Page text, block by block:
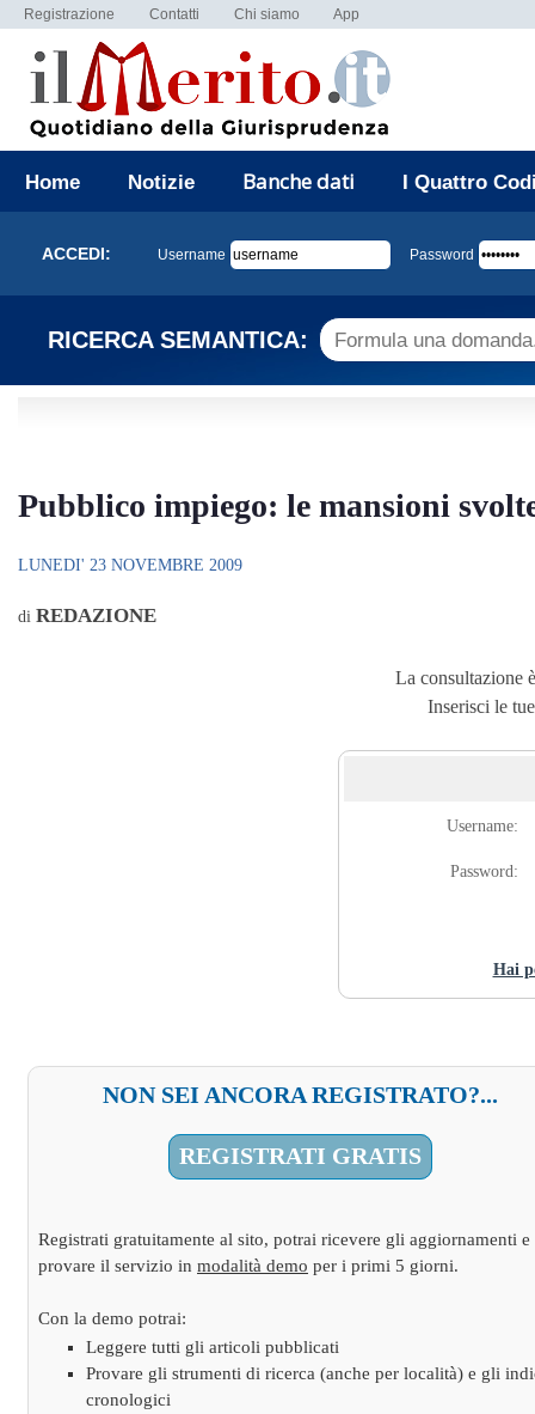
Registrazione Contatti Chi siamo App
Home Notizie Banche dati I Quattro
ACCEDI: Username Password
RICERCA SEMANTICA:
Pubblico impiego: le mansioni
LUNEDI' 23 NOVEMBRE 2009
di REDAZIONE
La consultazione
Inserisci le
Username:
Password:
Hai
NON SEI ANCORA REGISTRATO?...
REGISTRATI GRATIS
Registrati gratuitamente al sito, potrai ricevere gli aggiornamenti e
provare il servizio in modalità demo per i primi 5 giorni.
Con la demo potrai:
Leggere tutti gli articoli pubblicati
Provare gli strumenti di ricerca (anche per località) e gli
cronologici